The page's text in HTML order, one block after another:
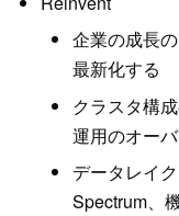
企業の成長
最新化する
クラスタ構
運用のオー
データレイ
Spectrum、